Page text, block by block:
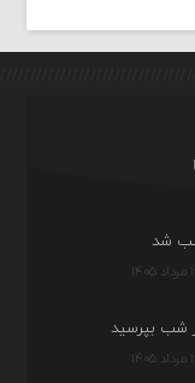
شب شد
شب بپرسید